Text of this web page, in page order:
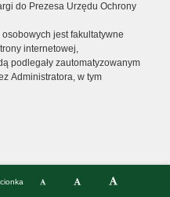
do Prezesa Urzędu Ochrony
jest fakultatywne
internetowej,
podlegały zautomatyzowanym
Administratora, w tym